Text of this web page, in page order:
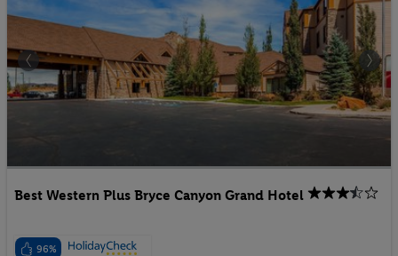
Best Western Plus Bryce Canyon Grand Hotel
96%